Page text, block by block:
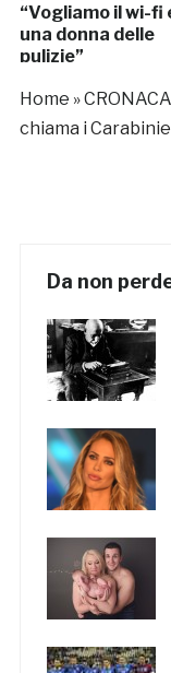
“Vogliamo il wi-fi
una donna delle
pulizie”
Home »CRONACA
chiama i
Da non